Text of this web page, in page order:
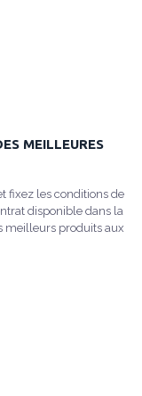
MEILLEURES
fixez les conditions de
disponible dans la
meilleurs produits aux